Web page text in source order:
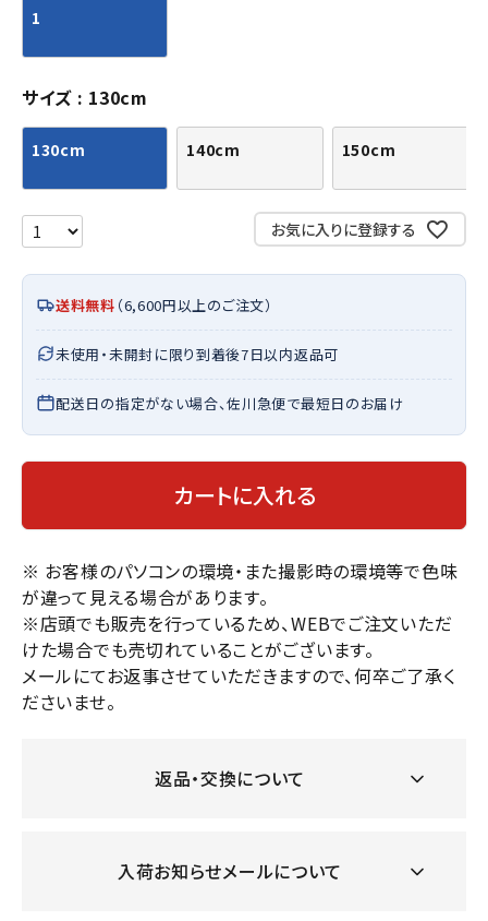
1
サイズ 130cm
130cm 140cm 150cm
お気に入りに登録する
送料無料 （6,600円以上のご注文）
未使用・未開封に限り到着後7日以内返品可
配送日の指定がない場合、佐川急便で最短日のお届け
カートに入れる
※ お客様のパソコンの環境・また撮影時の環境等で色味
が違って見える場合があります。
※店頭でも販売を行っているため、WEBでご注文いただ
けた場合でも売切れていることがございます。
メールにてお返事させていただきますので、何卒ご了承く
ださいませ。
返品・交換について
入荷お知らせメールについて